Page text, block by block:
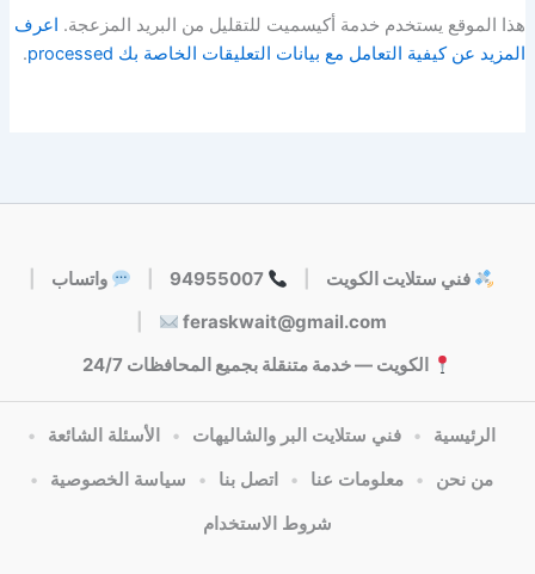
هذا الموقع يستخدم خدمة أكيسميت للتقليل من البريد المزعجة. اعرف
المزيد عن كيفية التعامل مع بيانات التعليقات الخاصة بك processed
.
فني ستلايت الكويت 94955007 واتساب
feraskwait@gmail.com
الكويت — خدمة متنقلة بجميع المحافظات 24/7
الرئيسية • فني ستلايت البر والشاليهات • الأسئلة الشائعة •
من نحن • معلومات عنا • اتصل بنا • سياسة الخصوصية •
شروط الاستخدام